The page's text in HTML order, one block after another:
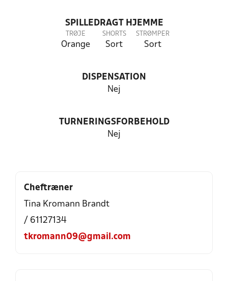
SPILLEDRAGT HJEMME
TRØJE
Orange
SHORTS
Sort
STRØMPER
Sort
DISPENSATION
Nej
TURNERINGSFORBEHOLD
Nej
Cheftræner
Tina Kromann Brandt
/ 61127134
tkromann09@gmail.com